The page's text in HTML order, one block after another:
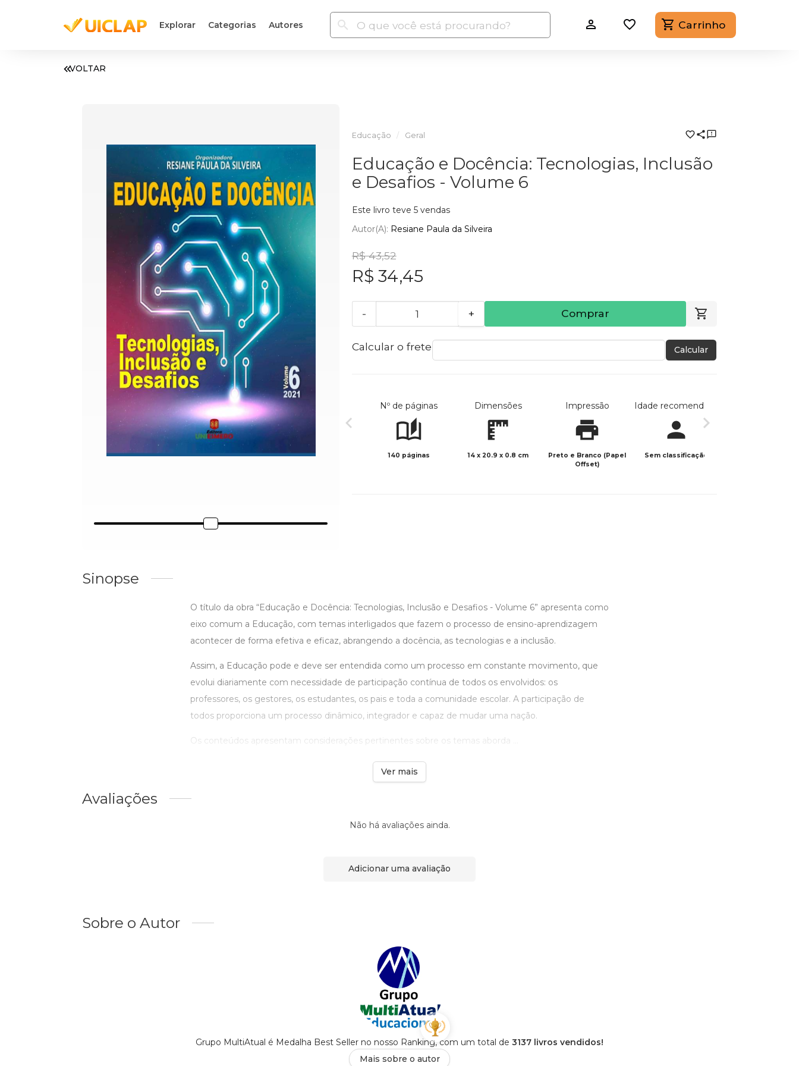
Explorar Categorias Autores Carrinho
VOLTAR
Educação Geral
Educação e Docência: Tecnologias, Inclusão
e Desafios - Volume 6
Este livro teve 5 vendas
Autor(a): Resiane Paula da Silveira
R$ 43,52
R$ 34,45
- + Comprar
Calcular o frete Calcular
Nº de páginas
140 páginas
Dimensões
14 x 20.9 x 0.8 cm
Impressão
Preto e Branco (Papel
Offset)
Idade recomendada
Sem classificação
Sinopse
O título da obra “Educação e Docência: Tecnologias, Inclusão e Desafios - Volume 6” apresenta como
eixo comum a Educação, com temas interligados que fazem o processo de ensino-aprendizagem
acontecer de forma efetiva e eficaz, abrangendo a docência, as tecnologias e a inclusão.
Assim, a Educação pode e deve ser entendida como um processo em constante movimento, que
evolui diariamente com necessidade de participação contínua de todos os envolvidos: os
professores, os gestores, os estudantes, os pais e toda a comunidade escolar. A participação de
todos proporciona um processo dinâmico, integrador e capaz de mudar uma nação.
Os conteúdos apresentam considerações pertinentes sobre os temas aborda ...
Ver mais
Avaliações
Não há avaliações ainda.
Adicionar uma avaliação
Sobre o Autor
Grupo MultiAtual é Medalha Best Seller no nosso Ranking, com um total de 3137 livros vendidos!
Mais sobre o autor